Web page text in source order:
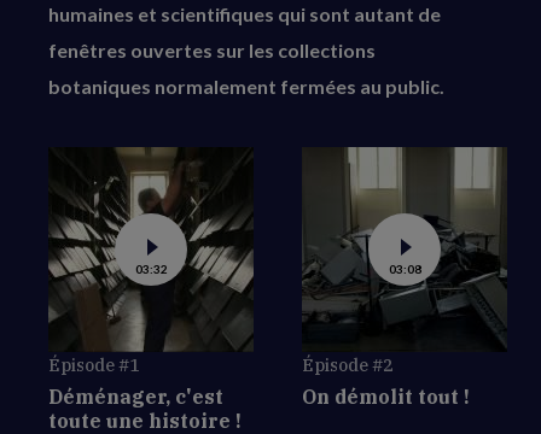
humaines et scientifiques qui sont autant de
fenêtres ouvertes sur les collections
botaniques normalement fermées au public.
03:32
Épisode #1
Déménager, c'est
toute une histoire !
03:08
Épisode #2
On démolit tout !